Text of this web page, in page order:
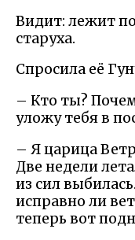
Видит: лежит
старуха.
Спросила её
– Кто ты?
уложу тебя в
– Я царица
Две недели
из сил
исправно ли
теперь вот